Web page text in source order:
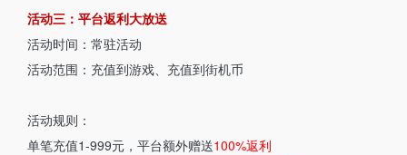
活动三：平台返利大放送
活动时间 ：常驻活动
活动范围：充值到游戏、充值到街机币
活动规则：
单笔充值1-999元，平台额外赠送100%返利